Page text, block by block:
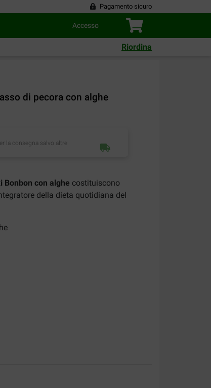
Pagamento sicuro
Accesso
Riordina
di pecora con alghe
la consegna salvo altre
Bonbon con alghe costituiscono
della dieta quotidiana del